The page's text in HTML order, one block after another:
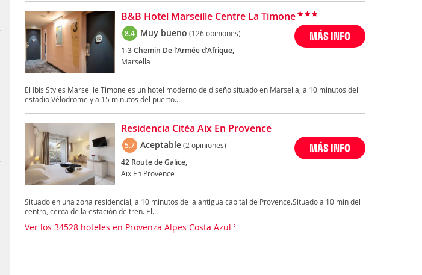
B&B Hotel Marseille Centre La Timone
8.4 Muy bueno (126 opiniones)
1-3 Chemin De l'Armée d'Afrique,
Marsella
MÁS INFO
El Ibis Styles Marseille Timone es un hotel moderno de diseño situado en Marsella, a 10 minutos del
estadio Vélodrome y a 15 minutos del puerto...
Residencia Citéa Aix En Provence
5.7 Aceptable(2 opiniones)
42 Route de Galice,
Aix En Provence
MÁS INFO
Situado en una zona residencial, a 10 minutos de la antigua capital de Provence.Situado a 10 min del
centro, cerca de la estación de tren. El...
Ver los 34528 hoteles en Provenza Alpes Costa Azul